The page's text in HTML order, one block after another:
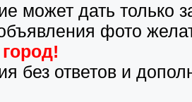
может дать только
фото
без ответов и